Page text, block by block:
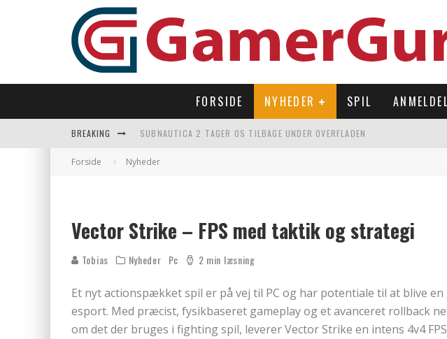
FORSIDE NYHEDER SPIL
BREAKING SUBNAUTICA 2 TAGER OS TILBAGE UNDER OVERFLADEN
LAST DROP – OPEN WORLD I 90’ERNES FINLAND
Forside Nyheder
Vector Strike – FPS med taktik og strategi
Tobias Nyheder Pc 2 min læsning
Et nyt actionspækket spil er på vej til PC og har potentiale til at blive
esport. Med præcist, fysikbaseret gameplay og et avanceret rollback
om det der bruges i fighting spil, leverer Vector Strike en intens 4v4